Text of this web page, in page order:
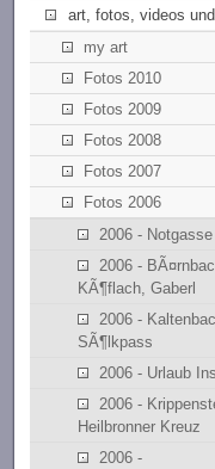
art, fotos, videos
my art
Fotos 2010
Fotos 2009
Fotos 2008
Fotos 2007
Fotos 2006
2006 - Notgasse
2006 -
KÃ¶flach, Gaberl
2006 -
SÃ¶lkpass
2006 - Urlaub
2006 -
Heilbronner Kreuz
2006 -